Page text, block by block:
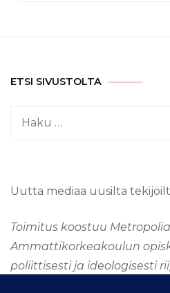
ETSI SIVUSTOLTA
Haku:
Uutta mediaa uusilta
Toimitus koostuu Metropolia
Ammattikorkeakoulun
poliittisesti ja ideologisesti